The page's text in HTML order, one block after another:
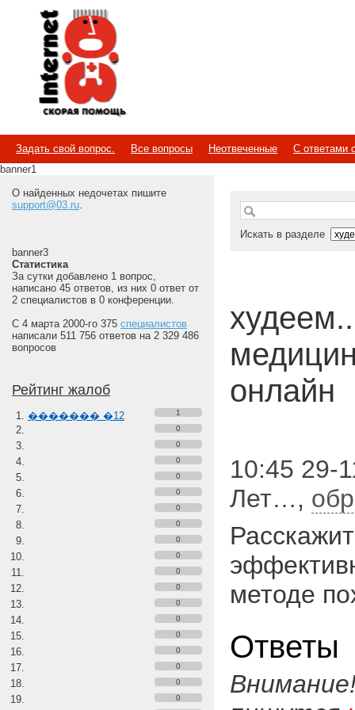
Internet
Скорая помощь
Задать свой вопрос. Все вопросы Неотвеченные
С ответами
banner1
О найденных недочетах пишите
support@03.ru.
banner3
Статистика
За сутки добавлено 1 вопрос,
написано 45 ответов, из них 0 ответ от
2 специалистов в 0 конференции.
С 4 марта 2000-го 375 специалистов
написали 511 756 ответов на 2 329 486
вопросов
Рейтинг жалоб
������� �12
1
0
0
0
0
0
0
0
0
0
0
0
0
0
0
0
0
0
0
Искать в разделе
онлайн
10:45 29-
Лет…,
методе
Ответы